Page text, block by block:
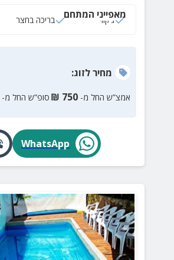
מאפייני המתחם
ג‘קוזי בריכה בחצר
מחירלזוג:
אמצ”ש החל מ- 750
₪ סופ”ש החל מ-
WhatsApp